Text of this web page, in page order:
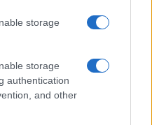
storage
storage
authentication
and other
iznošenja
za online
Prijavom su
ličnosti, poput